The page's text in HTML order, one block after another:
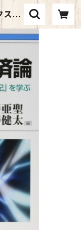
ス |
ー